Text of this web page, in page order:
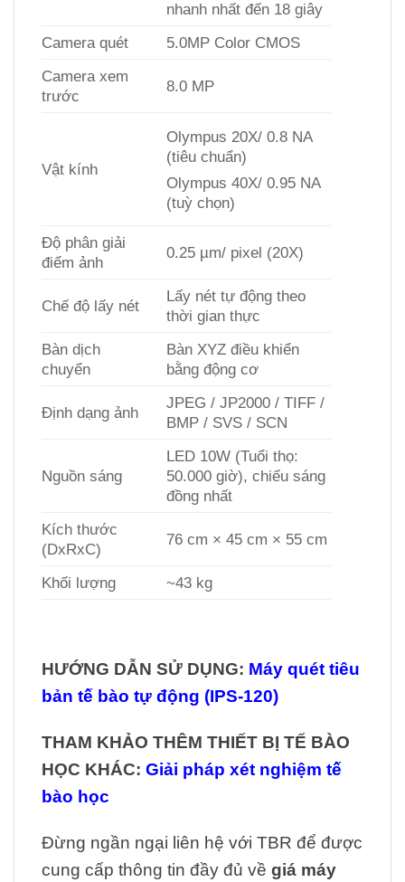
nhanh nhất đến 18 giây
Camera quét
5.0MP Color CMOS
Camera xem
trước
8.0 MP
Vật kính
Olympus 20X/ 0.8 NA
(tiêu chuẩn)
Olympus 40X/ 0.95 NA
(tuỳ chọn)
Độ phân giải
điểm ảnh
0.25 µm/ pixel (20X)
Chế độ lấy nét
Lấy nét tự động theo
thời gian thực
Bàn dịch
chuyển
Bàn XYZ điều khiển
bằng động cơ
Định dạng ảnh
JPEG / JP2000 / TIFF /
BMP / SVS / SCN
Nguồn sáng
LED 10W (Tuổi thọ:
50.000 giờ), chiếu sáng
đồng nhất
Kích thước
(DxRxC)
76 cm × 45 cm × 55 cm
Khối lượng ~43 kg
HƯỚNG DẪN SỬ DỤNG: Máy quét tiêu
bản tế bào tự động (IPS-120)
THAM KHẢO THÊM THIẾT BỊ TẾ BÀO
HỌC KHÁC: Giải pháp xét nghiệm tế
bào học
Đừng ngần ngại liên hệ với TBR để được
cung cấp thông tin đầy đủ về giá máy